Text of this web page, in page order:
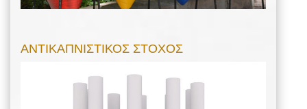
ΑΝΤΙΚΑΠΝΙΣΤΙΚΟΣ ΣΤΟΧΟΣ